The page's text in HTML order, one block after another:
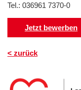
Tel.: 036961 7370-0
Jetzt bewerben
< zurück